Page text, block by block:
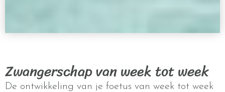
Zwangerschap van week tot week
De ontwikkeling van je foetus van week tot week